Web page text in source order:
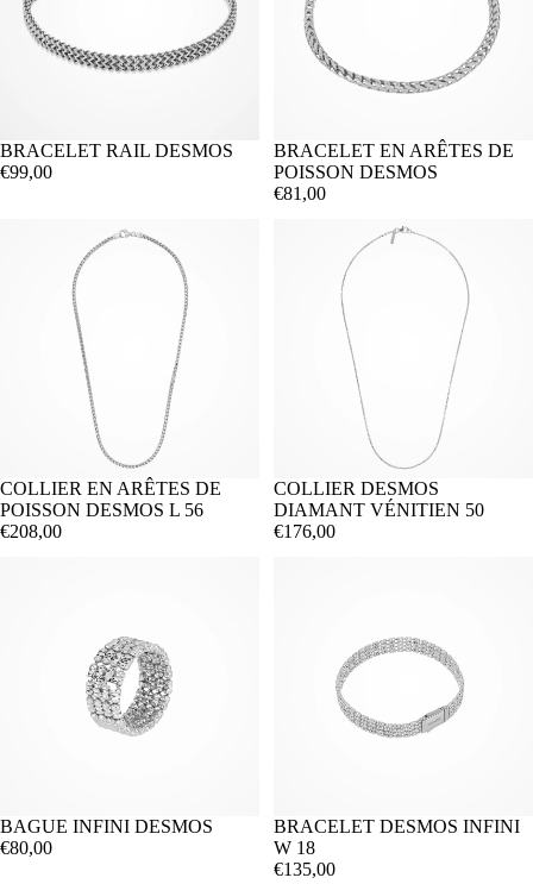
BRACELET RAIL DESMOS
€99,00
BRACELET EN ARÊTES DE
POISSON DESMOS
€81,00
COLLIER EN ARÊTES DE
POISSON DESMOS L 56
€208,00
COLLIER DESMOS
DIAMANT VÉNITIEN 50
€176,00
BAGUE INFINI DESMOS
€80,00
BRACELET DESMOS INFINI
W 18
€135,00